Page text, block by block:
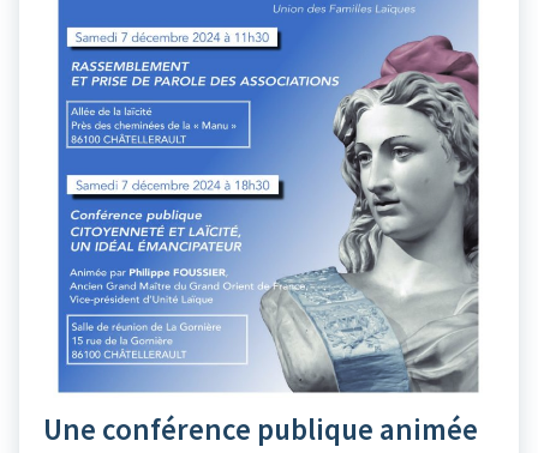
Une conférence publique animée